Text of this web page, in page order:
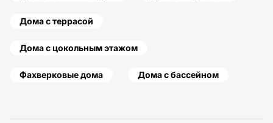
Дома с террасой
Дома с цокольным этажом
Фахверковые дома Дома с бассейном